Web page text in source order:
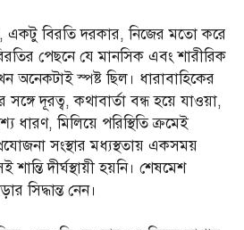
একটু বিরতি দরকার, নিজের মতো করে
পেছনে যে মানসিক এবং শারীরিক
অনেকটাই স্পষ্ট ছিল। ধারাবাহিকের
দূরত্ব, কথাবার্তা বন্ধ হয়ে যাওয়া,
মিলিয়ে পরিস্থিতি ক্রমেই
সংস্থার মধ্যস্থতায় একসময়
দীর্ঘস্থায়ী হয়নি। শেষমেশ
সিদ্ধান্ত নেন।